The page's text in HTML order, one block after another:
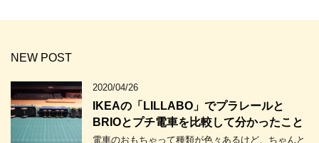
NEW POST
2020/04/26
IKEAの「LILLABO」でプラレールと
BRIOとプチ電車を比較して分かったこと
電車のおもちゃって種類が色々あるけど、ちゃんと